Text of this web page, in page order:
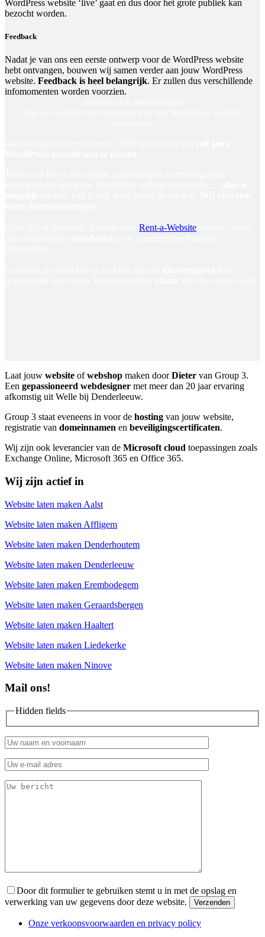
WordPress website ‘live’ gaat en dus door het grote publiek kan
bezocht worden.
Feedback
Nadat je van ons een eerste ontwerp voor de WordPress website
hebt ontvangen, bouwen wij samen verder aan jouw WordPress
website. Feedback is heel belangrijk. Er zullen dus verschillende
infomomenten worden voorzien.
Rent-a-Website
Laat jouw website ofwebshop maken doorDieter van Group 3.
Een gepassioneerd webdesigner met meer dan 20 jaar ervaring
afkomstig uit Welle bij Denderleeuw.
Group 3 staat eveneens in voor de hosting van jouw website,
registratie van domeinnamen en beveiligingscertificaten.
Wij zijn ook leverancier van de Microsoft cloud toepassingen zoals
Exchange Online, Microsoft 365 en Office 365.
Wij zijn actief in
Website laten maken Aalst
Website laten maken Affligem
Website laten maken Denderhoutem
Website laten maken Denderleeuw
Website laten maken Erembodegem
Website laten maken Geraardsbergen
Website laten maken Haaltert
Website laten maken Liedekerke
Website laten maken Ninove
Mail ons!
Hidden fields
Door dit formulier te gebruiken stemt u in met de opslag en
verwerking van uw gegevens door deze website.
Onze verkoopsvoorwaarden en privacy policy